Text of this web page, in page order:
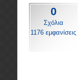
0
Σχόλια
1176 εμφανίσεις